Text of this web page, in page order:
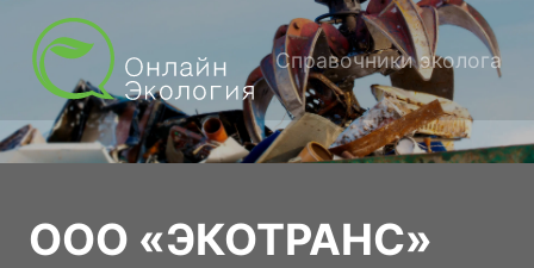
Справочники эколога
ООО «ЭКОТРАНС»